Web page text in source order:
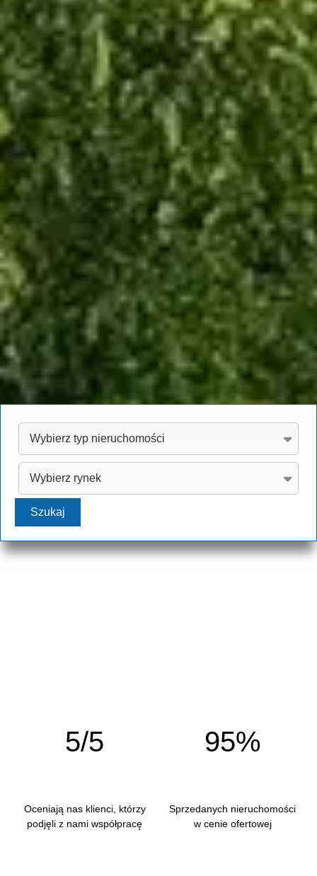
Szukaj
5/5
Oceniają nas klienci, którzy
podjęli z nami współpracę
95%
Sprzedanych nieruchomości
w cenie ofertowej